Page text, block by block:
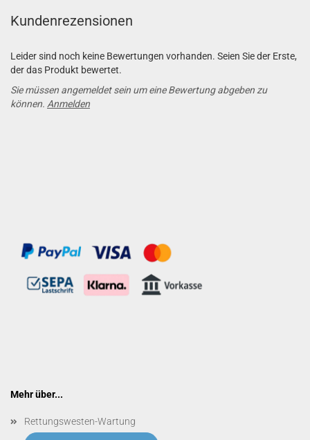
Kundenrezensionen
Leider sind noch keine Bewertungen vorhanden. Seien Sie der Erste,
der das Produkt bewertet.
Sie müssen angemeldet sein um eine Bewertung abgeben zu
können. Anmelden
Mehr über...
Rettungswesten-Wartung